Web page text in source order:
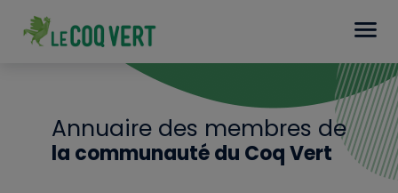
Annuaire des membres de
la communauté du Coq Vert